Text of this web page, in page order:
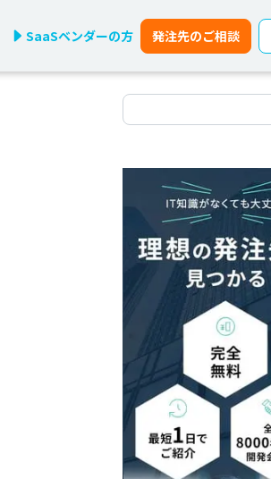
SaaSベンダーの方 発注先のご相談